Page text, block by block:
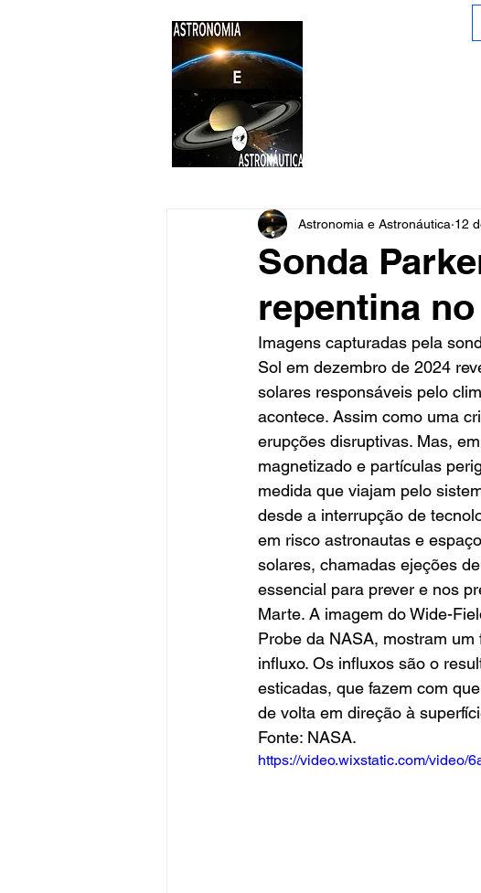
Sonda
repentina
Astronomia e Astronáutica 12
Imagens capturadas pela
Sol em dezembro de 2024
solares responsáveis ​​pelo
acontece. Assim como uma
erupções disruptivas. Mas,
magnetizado e partículas
medida que viajam pelo
desde a interrupção de
em risco astronautas e
solares, chamadas ejeções
essencial para prever e nos
Marte. A imagem do Wide-
Probe da NASA, mostram
influxo. Os influxos são o
esticadas, que fazem com
de volta em direção à
Fonte: NASA.
https://video.wixstatic.com/video/